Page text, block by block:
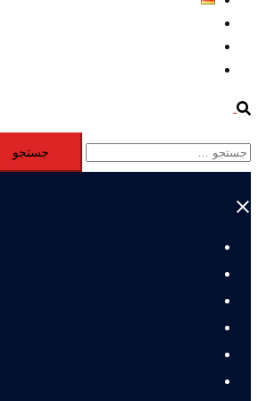
Search
جستجو
برای:
Close